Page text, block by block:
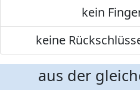
kein
keine
aus der